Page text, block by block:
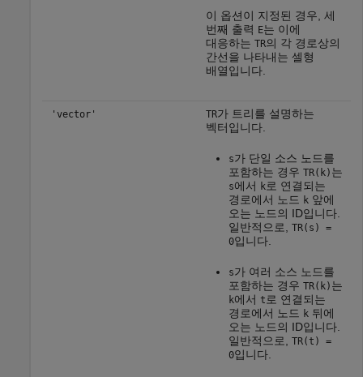
이 옵션이 지정된 경우, 세
번째 출력 E는 이에
대응하는 TR의 각 경로상의
간선을 나타내는 셀형
배열입니다.
'vector' TR가 트리를 설명하는
벡터입니다.
s가 단일 소스 노드를
포함하는 경우 TR(k) 는
s에서 k로 연결되는
경로에서 노드 k 앞에
오는 노드의 ID입니다.
일반적으로,
TR(s) =
0입니다.
s가 여러 소스 노드를
포함하는 경우 TR(k) 는
k에서 t 로 연결되는
경로에서 노드 k 뒤에
오는 노드의 ID입니다.
일반적으로,
TR(t) =
0입니다.